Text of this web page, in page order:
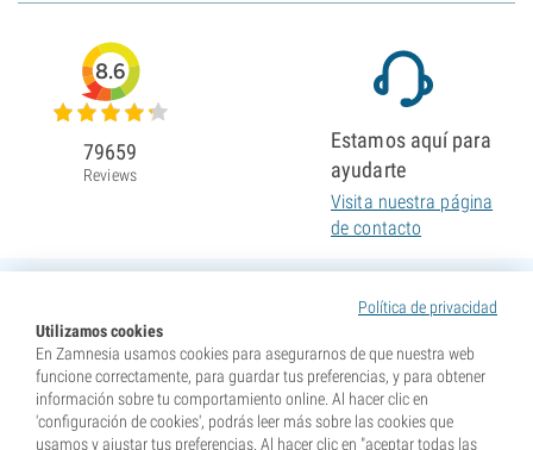
Política de privacidad
Utilizamos cookies
En Zamnesia usamos cookies para asegurarnos de que nuestra web
funcione correctamente, para guardar tus preferencias, y para obtener
información sobre tu comportamiento online. Al hacer clic en
'configuración de cookies', podrás leer más sobre las cookies que
usamos y ajustar tus preferencias. Al hacer clic en "aceptar todas las
8.6
79659
Reviews
Estamos aquí para
ayudarte
Visita nuestra página
de contacto